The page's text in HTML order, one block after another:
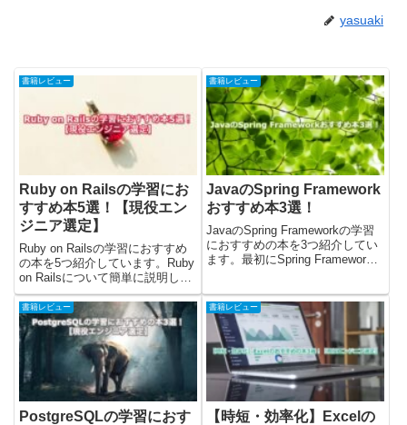
yasuaki
書籍レビュー
Ruby on Railsの学習にお
すすめ本5選！【現役エン
ジニア選定】
Ruby on Railsの学習におすすめ
の本を5つ紹介しています。Ruby
on Railsについて簡単に説明し
て、その後におすすめの本を紹介
しました。最後にRuby on Rails
を「どの本で学ぶのが良いか」の
考察をまとめていますので...
書籍レビュー
JavaのSpring Framework
おすすめ本3選！
JavaのSpring Frameworkの学習
におすすめの本を3つ紹介してい
ます。最初にSpring Framework
最後にSpring Frameworkを「ど
の本で学ぶのが...
書籍レビュー
PostgreSQLの学習におす
書籍レビュー
【時短・効率化】Excelの